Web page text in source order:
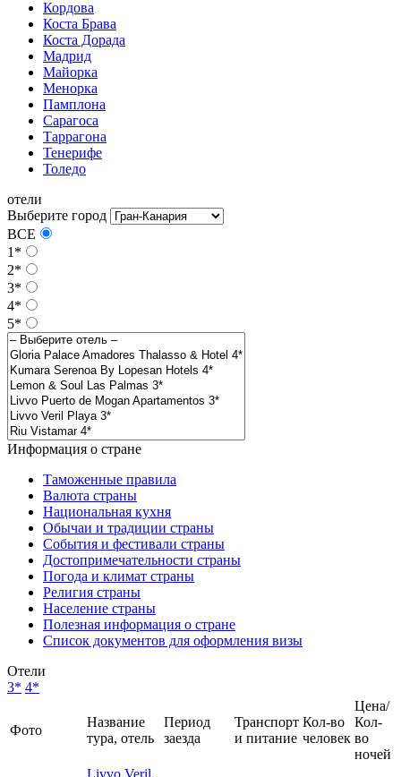
Кордова
Коста Брава
Коста Дорада
Мадрид
Майорка
Менорка
Памплона
Сарагоса
Таррагона
Тенерифе
Толедо
отели
Выберите город
ВСЕ
1*
2*
3*
4*
5*
Информация о стране
Таможенные правила
Валюта страны
Национальная кухня
Обычаи и традиции страны
События и фестивали страны
Достопримечательности страны
Погода и климат страны
Религия страны
Население страны
Полезная информация о стране
Список документов для оформления визы
Отели
3* 4*
Фото
Название
тура, отель
Период
заезда
Транспорт
и питание
Кол-во
человек
Цена/
Кол-
во
ночей
Livvo Veril